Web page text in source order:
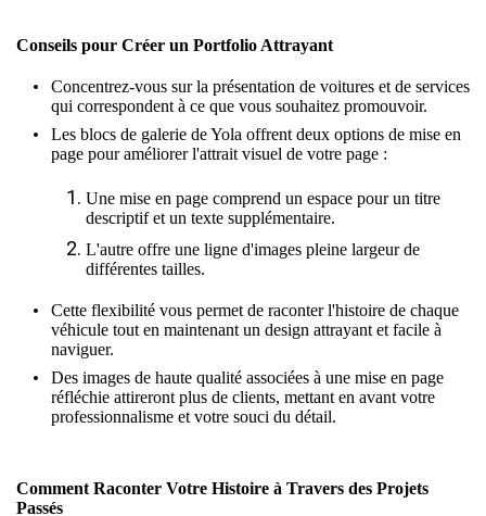
Conseils pour Créer un Portfolio Attrayant
Concentrez-vous sur la présentation de voitures et de services
qui correspondent à ce que vous souhaitez promouvoir.
Les blocs de galerie de Yola offrent deux options de mise en
page pour améliorer l'attrait visuel de votre page :
Une mise en page comprend un espace pour un titre
descriptif et un texte supplémentaire.
L'autre offre une ligne d'images pleine largeur de
différentes tailles.
Cette flexibilité vous permet de raconter l'histoire de chaque
véhicule tout en maintenant un design attrayant et facile à
naviguer.
Des images de haute qualité associées à une mise en page
réfléchie attireront plus de clients, mettant en avant votre
professionnalisme et votre souci du détail.
Comment Raconter Votre Histoire à Travers des Projets
Passés